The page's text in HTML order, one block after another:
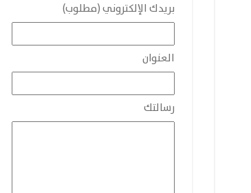
بريدك الإلكتروني (مطلوب)
العنوان
رسالتك